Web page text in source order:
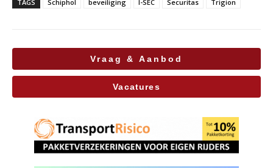
TAGS Schiphol beveiliging I-SEC Securitas Trigion
Vraag & Aanbod
Vacatures